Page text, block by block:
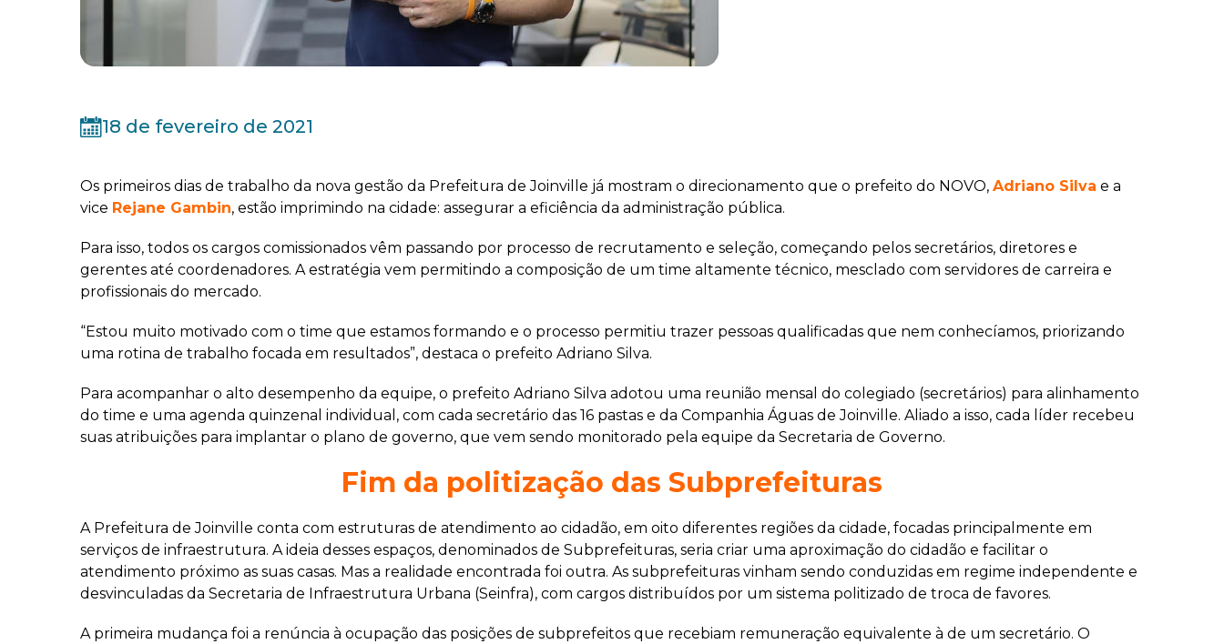
18 de fevereiro de 2021
Os primeiros dias de trabalho da nova gestão da Prefeitura de Joinville já mostram o direcionamento que o prefeito do NOVO, Adriano Silva e a
vice Rejane Gambin, estão imprimindo na cidade: assegurar a eficiência da administração pública.
Para isso, todos os cargos comissionados vêm passando por processo de recrutamento e seleção, começando pelos secretários, diretores e
gerentes até coordenadores. A estratégia vem permitindo a composição de um time altamente técnico, mesclado com servidores de carreira e
profissionais do mercado.
“Estou muito motivado com o time que estamos formando e o processo permitiu trazer pessoas qualificadas que nem conhecíamos, priorizando
uma rotina de trabalho focada em resultados”, destaca o prefeito Adriano Silva.
Para acompanhar o alto desempenho da equipe, o prefeito Adriano Silva adotou uma reunião mensal do colegiado (secretários) para alinhamento
do time e uma agenda quinzenal individual, com cada secretário das 16 pastas e da Companhia Águas de Joinville. Aliado a isso, cada líder recebeu
suas atribuições para implantar o plano de governo, que vem sendo monitorado pela equipe da Secretaria de Governo.
Fim da politização das Subprefeituras
A Prefeitura de Joinville conta com estruturas de atendimento ao cidadão, em oito diferentes regiões da cidade, focadas principalmente em
serviços de infraestrutura. A ideia desses espaços, denominados de Subprefeituras, seria criar uma aproximação do cidadão e facilitar o
atendimento próximo as suas casas. Mas a realidade encontrada foi outra. As subprefeituras vinham sendo conduzidas em regime independente e
desvinculadas da Secretaria de Infraestrutura Urbana (Seinfra), com cargos distribuídos por um sistema politizado de troca de favores.
A primeira mudança foi a renúncia à ocupação das posições de subprefeitos que recebiam remuneração equivalente à de um secretário. O